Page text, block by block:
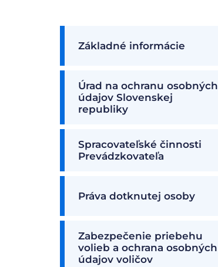
Základné informácie
Úrad na ochranu osobných
údajov Slovenskej
republiky
Spracovateľské činnosti
Prevádzkovateľa
Práva dotknutej osoby
Zabezpečenie priebehu
volieb a ochrana osobných
údajov voličov